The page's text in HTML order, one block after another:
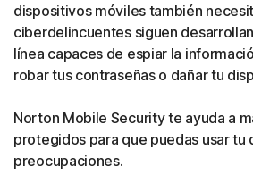
dispositivos móviles también
ciberdelincuentes siguen
línea capaces de espiar la
robar tus contraseñas o dañar tu
Norton Mobile Security te ayuda a
protegidos para que puedas usar tu
preocupaciones.